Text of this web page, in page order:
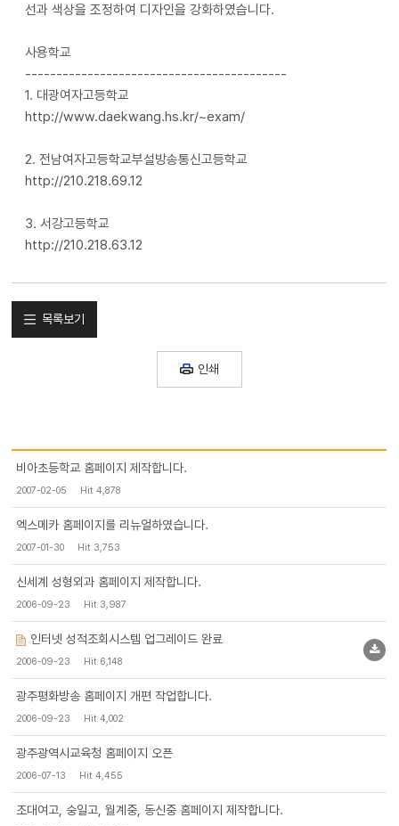
선과 색상을 조정하여 디자인을 강화하였습니다.
사용학교
------------------------------------------
1. 대광여자고등학교
http://www.daekwang.hs.kr/~exam/
2. 전남여자고등학교부설방송통신고등학교
http://210.218.69.12
3. 서강고등학교
http://210.218.63.12
목록보기
인쇄
비아초등학교 홈페이지 제작합니다.
2007-02-05 Hit 4,878
엑스메카 홈페이지를 리뉴얼하였습니다.
2007-01-30 Hit 3,753
신세계 성형외과 홈페이지 제작합니다.
2006-09-23 Hit 3,987
인터넷 성적조회시스템 업그레이드 완료
2006-09-23 Hit 6,148
광주평화방송 홈페이지 개편 작업합니다.
2006-09-23 Hit 4,002
광주광역시교육청 홈페이지 오픈
2006-07-13 Hit 4,455
조대여고, 숭일고, 월계중, 동신중 홈페이지 제작합니다.